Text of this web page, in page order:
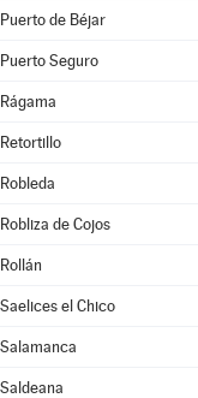
Puerto de Béjar
Puerto Seguro
Rágama
Retortillo
Robleda
Robliza de Cojos
Rollán
Saelices el Chico
Salamanca
Saldeana